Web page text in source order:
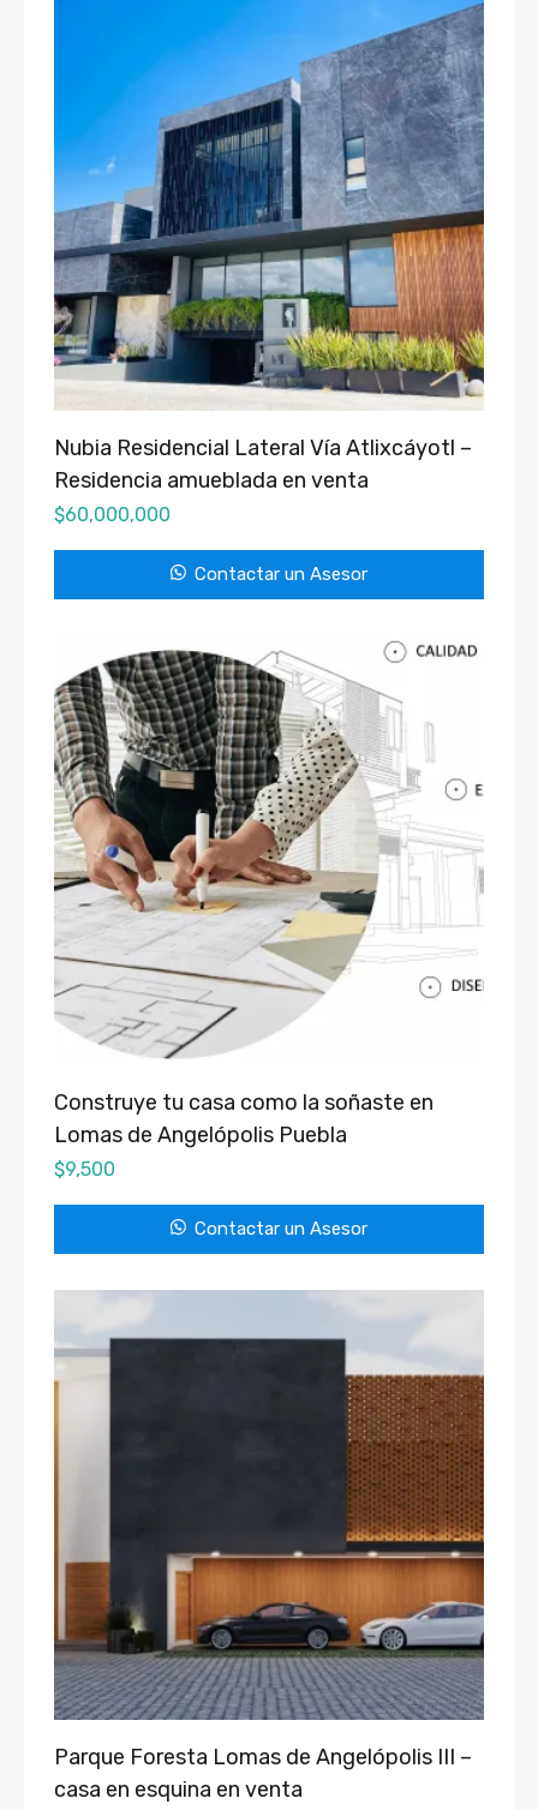
Nubia Residencial Lateral Vía Atlixcáyotl –
Residencia amueblada en venta
$60,000,000
Contactar un Asesor
Construye tu casa como la soñaste en
Lomas de Angelópolis Puebla
$9,500
Contactar un Asesor
Parque Foresta Lomas de Angelópolis III –
casa en esquina en venta